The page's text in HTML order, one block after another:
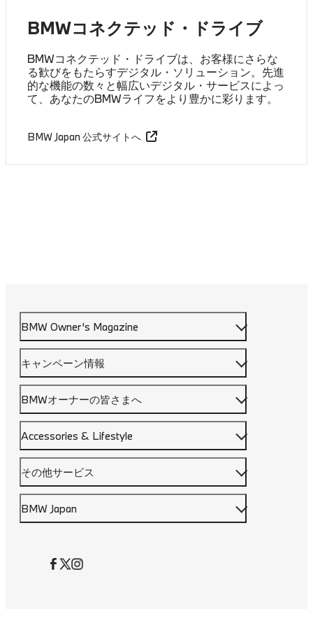
BMWコネクテッド・ドライブ
BMWコネクテッド・ドライブは、お客様にさらな
る歓びをもたらすデジタル・ソリューション。先進
的な機能の数々と幅広いデジタル・サービスによっ
て、あなたのBMWライフをより豊かに彩ります。
BMW Japan 公式サイトへ
BMW Owner’s Magazine
キャンペーン情報
BMWオーナーの皆さまへ
Accessories & Lifestyle
その他サービス
BMW Japan